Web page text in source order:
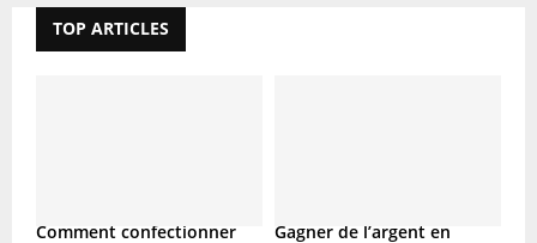
TOP ARTICLES
Comment confectionner
Gagner de l’argent en